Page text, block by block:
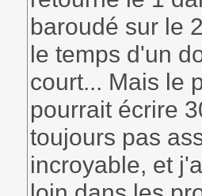
baroudé sur le
le temps d'un
court... Mais le
pourrait écrire
toujours pas
incroyable, et